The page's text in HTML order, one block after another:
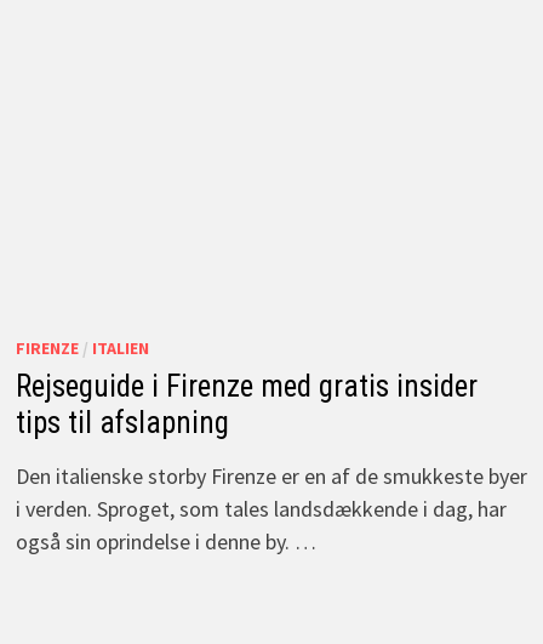
FIRENZE/ ITALIEN
Rejseguide i Firenze med gratis insider
tips til afslapning
Den italienske storby Firenze er en af de smukkeste byer
i verden. Sproget, som tales landsdækkende i dag, har
også sin oprindelse i denne by. …